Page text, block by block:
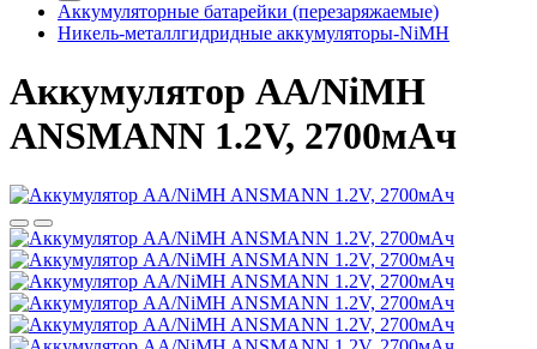
Аккумуляторные батарейки (перезаряжаемые)
Никель-металлгидридные аккумуляторы-NiMH
Аккумулятор АА/NiMH
ANSMANN 1.2V, 2700мАч